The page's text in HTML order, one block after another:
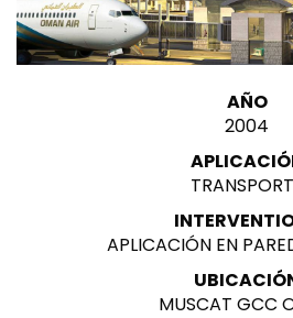
AÑO
2004
APLICACIÓN EN
MUSCAT GCC